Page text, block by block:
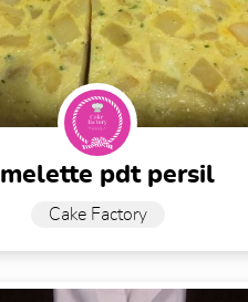
omelette pdt persil
Cake Factory